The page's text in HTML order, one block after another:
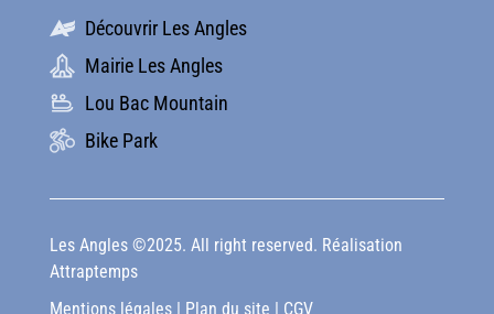
Découvrir Les Angles
Mairie Les Angles
Lou Bac Mountain
Bike Park
Les Angles ©2025. All right reserved. Réalisation
Attraptemps
Mentions légales| Plan du site | CGV